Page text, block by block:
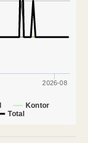
Kontor
Total
2026-08